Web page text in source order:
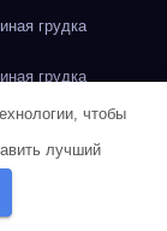
грудка
грудка
Куриное яйцо
чтобы
лучший